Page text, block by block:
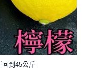
回到45公斤